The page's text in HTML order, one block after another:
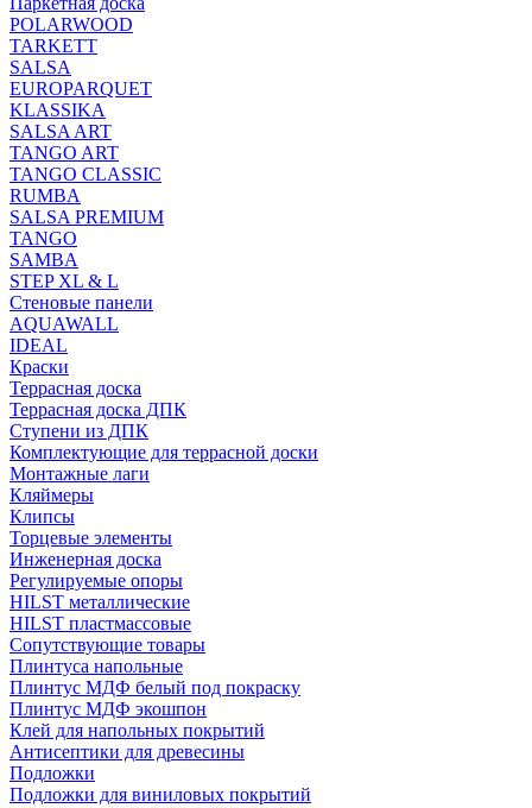
POLARWOOD
TARKETT
SALSA
EUROPARQUET
KLASSIKA
SALSA ART
TANGO ART
TANGO CLASSIC
RUMBA
SALSA PREMIUM
TANGO
SAMBA
STEP XL & L
Стеновые панели
AQUAWALL
IDEAL
Краски
Террасная доска
Террасная доска ДПК
Ступени из ДПК
Комплектующие для террасной доски
Монтажные лаги
Кляймеры
Клипсы
Торцевые элементы
Инженерная доска
Регулируемые опоры
HILST металлические
HILST пластмассовые
Сопутствующие товары
Плинтуса напольные
Плинтус МДФ белый под покраску
Плинтус МДФ экошпон
Клей для напольных покрытий
Антисептики для древесины
Подложки
Подложки для виниловых покрытий